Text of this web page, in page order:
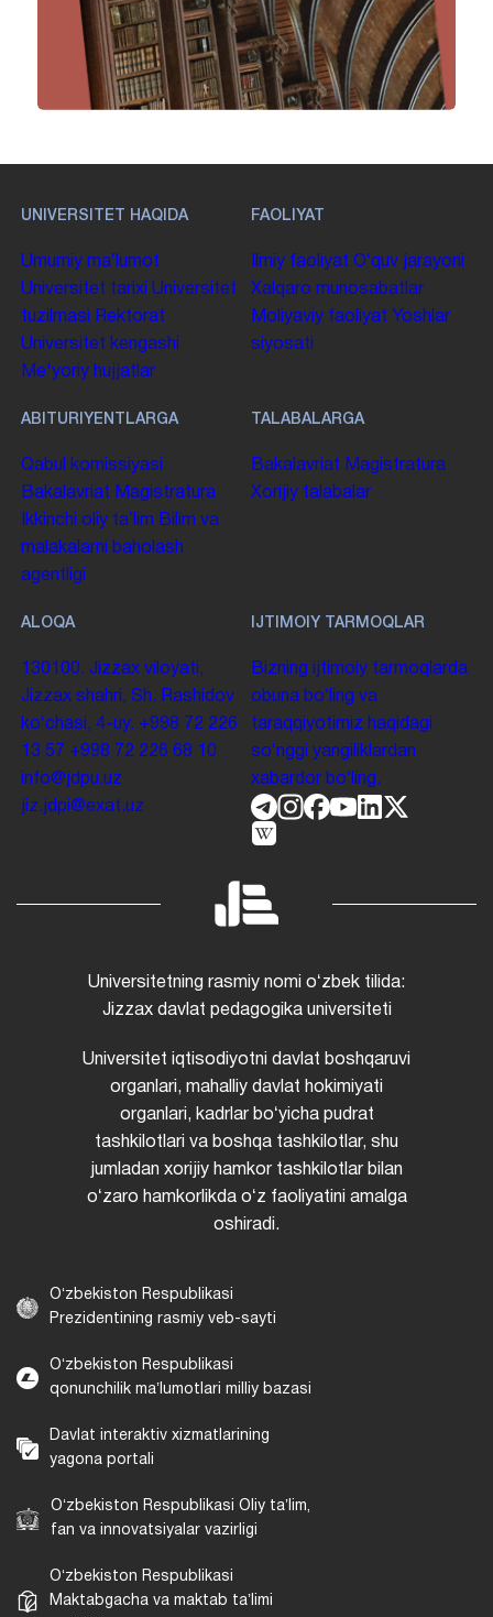
UNIVERSITET HAQIDA
Umumiy maʼlumot
Universitet tarixi Universitet
tuzilmasi
Rektorat
Universitet kengashi
Me'yoriy hujjatlar
FAOLIYAT
Ilmiy faoliyat Oʻquv jarayoni
Xalqaro munosabatlar
Moliyaviy faoliyat Yoshlar
siyosati
ABITURIYENTLARGA
Qabul komissiyasi
Bakalavriat Magistratura
Ikkinchi oliy taʼlim Bilim va
malakalarni baholash
agentligi
TALABALARGA
Bakalavriat Magistratura
Xorijiy talabalar
ALOQA
130100. Jizzax viloyati,
Jizzax shahri, Sh. Rashidov
koʻchasi, 4-uy. +998 72 226
13 57 +998 72 226 68 10
info@jdpu.uz
jiz.jdpi@exat.uz
IJTIMOIY TARMOQLAR
Bizning ijtimoiy tarmoqlarda
obuna boʻling va
taraqqiyotimiz haqidagi
soʻnggi yangiliklardan
xabardor boʻling.
Universitetning rasmiy nomi oʻzbek tilida:
Jizzax davlat pedagogika universiteti
Universitet iqtisodiyotni davlat boshqaruvi
organlari, mahalliy davlat hokimiyati
organlari, kadrlar boʻyicha pudrat
tashkilotlari va boshqa tashkilotlar, shu
jumladan xorijiy hamkor tashkilotlar bilan
oʻzaro hamkorlikda oʻz faoliyatini amalga
oshiradi.
Oʻzbekiston Respublikasi
Prezidentining rasmiy veb-sayti
Oʻzbekiston Respublikasi
qonunchilik maʼlumotlari milliy bazasi
Davlat interaktiv xizmatlarining
yagona portali
Oʻzbekiston Respublikasi Oliy taʼlim,
fan va innovatsiyalar vazirligi
Oʻzbekiston Respublikasi
Maktabgacha va maktab taʼlimi